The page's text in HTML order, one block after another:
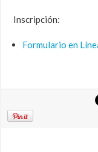
Inscripción:
Formulario en